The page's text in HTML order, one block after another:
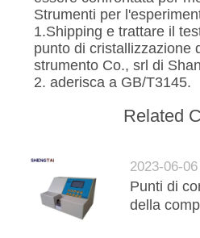
Strumenti per
1.Shipping e trattare il
punto di cristallizzazione
strumento Co., srl di
2. aderisca a GB/T3145.
Related
2023-06-06
Punti di
della